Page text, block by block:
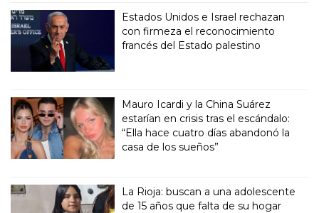
Estados Unidos e Israel rechazan
con firmeza el reconocimiento
francés del Estado palestino
Mauro Icardi y la China Suárez
estarían en crisis tras el escándalo:
“Ella hace cuatro días abandonó la
casa de los sueños”
La Rioja: buscan a una adolescente
de 15 años que falta de su hogar